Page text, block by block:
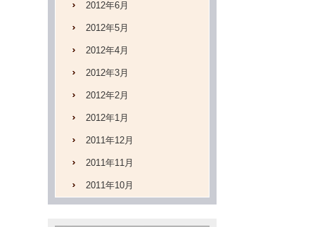
2012年6月
2012年5月
2012年4月
2012年3月
2012年2月
2012年1月
2011年12月
2011年11月
2011年10月